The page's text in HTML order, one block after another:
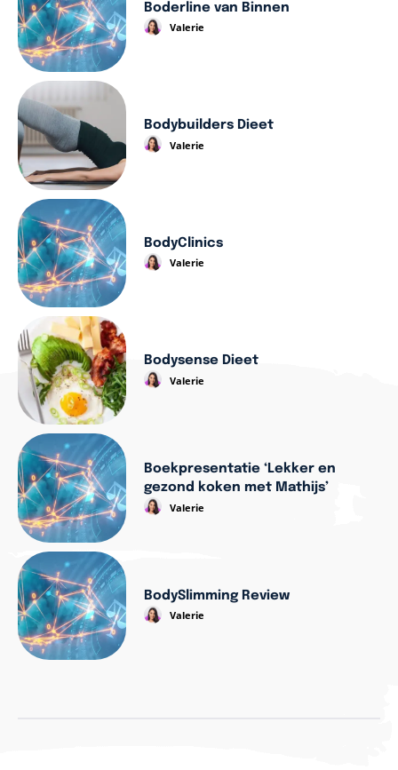
Boderline van Binnen
Valerie
Bodybuilders Dieet
Valerie
BodyClinics
Valerie
Bodysense Dieet
Valerie
Boekpresentatie ‘Lekker en
gezond koken met Mathijs’
Valerie
BodySlimming Review
Valerie